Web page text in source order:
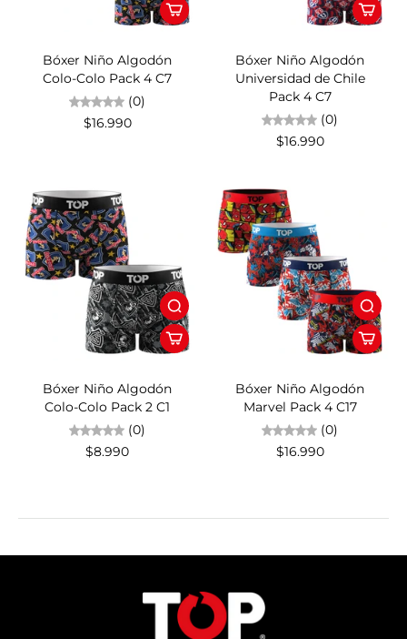
Bóxer Niño Algodón
Colo-Colo Pack 4 C7
(0)
$16.990
Bóxer Niño Algodón
Universidad de Chile
Pack 4 C7
(0)
$16.990
Bóxer Niño Algodón
Colo-Colo Pack 2 C1
(0)
$8.990
Bóxer Niño Algodón
Marvel Pack 4 C17
(0)
$16.990